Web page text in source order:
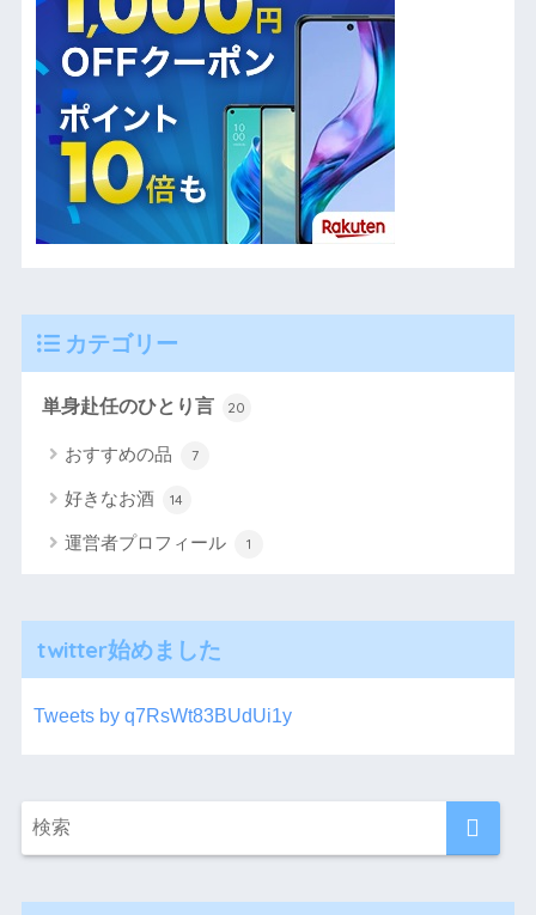
カテゴリー
単身赴任のひとり言 20
おすすめの品 7
好きなお酒 14
運営者プロフィール 1
twitter始めました
Tweets by q7RsWt83BUdUi1y